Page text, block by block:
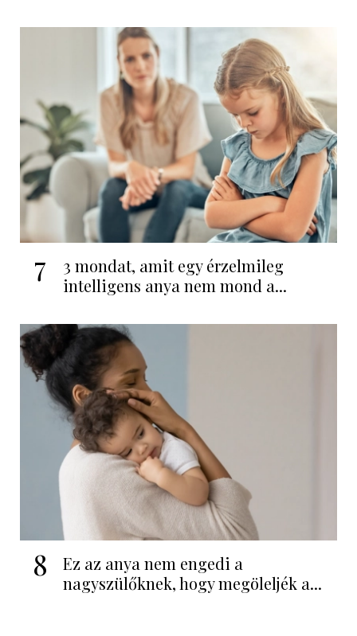
7
3 mondat, amit egy érzelmileg
intelligens anya nem mond a...
8
Ez az anya nem engedi a
nagyszülőknek, hogy megöleljék a...